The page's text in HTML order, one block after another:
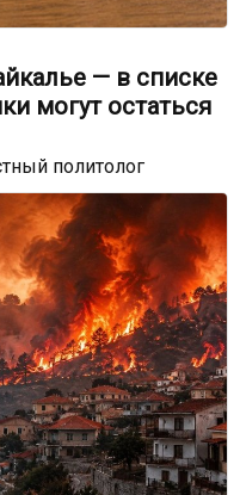
— в списке
могут остаться
политолог